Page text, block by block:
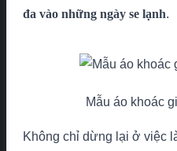
đa vào những ngày se lạnh.
Mẫu áo khoác
Không chỉ dừng lại ở việc